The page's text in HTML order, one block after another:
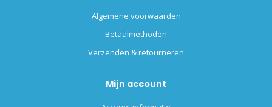
Algemene voorwaarden
Betaalmethoden
Verzenden & retourneren
Mijn account